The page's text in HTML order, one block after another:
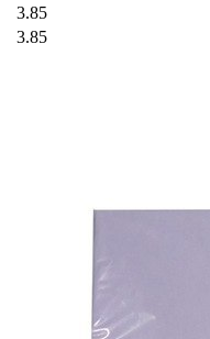
3.85
3.85